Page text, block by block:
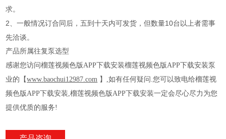
求。
2、一般情况订合同后，五到十天内可发货，但数量10台以上者需事
先洽谈。
产品所属往复泵选型
感谢您访问榴莲视频色版APP下载安装榴莲视频色版APP下载安装泵
业的【www.baochui12987.com 】,如有任何疑问.您可以致电给榴莲视
频色版APP下载安装,榴莲视频色版APP下载安装一定会尽心尽力为您
提供优质的服务!